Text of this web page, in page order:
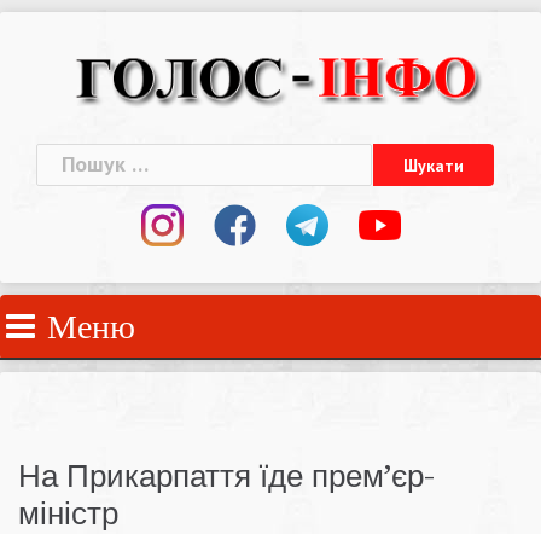
Пошук:
Меню
На Прикарпаття їде прем’єр-
міністр